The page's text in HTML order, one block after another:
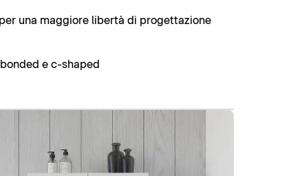
una maggiore libertà di progettazione
e c-shaped